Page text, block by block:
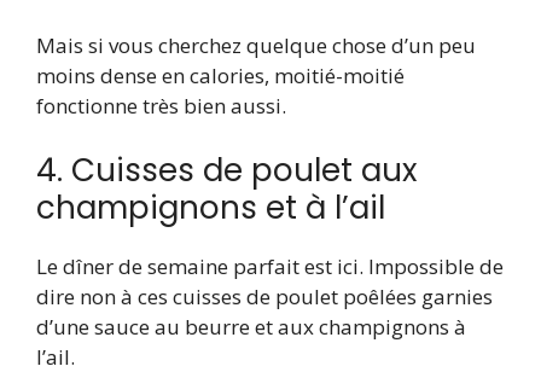
Mais si vous cherchez quelque chose d’un peu
moins dense en calories, moitié-moitié
fonctionne très bien aussi.
4. Cuisses de poulet aux
champignons et à l’ail
Le dîner de semaine parfait est ici. Impossible de
dire non à ces cuisses de poulet poêlées garnies
d’une sauce au beurre et aux champignons à
l’ail.